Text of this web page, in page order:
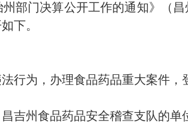
部门决算公开工作的通知》（
下。
行为，办理食品药品重大案件，
吉州食品药品安全稽查支队的单